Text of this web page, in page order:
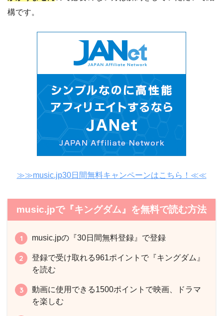
構です。
≫≫music.jp30日間無料キャンペーンはこちら！≪≪
music.jpで『キングダム』を無料で読む方法
music.jpの『30日間無料登録』で登録
登録で受け取れる961ポイントで『キングダム』
を読む
動画に使用できる1500ポイントで映画、ドラマ
を楽しむ